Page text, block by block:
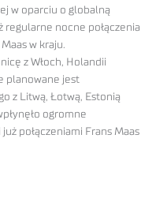
w oparciu o globalną
regularne nocne połączenia
w kraju.
z Włoch, Holandii
planowane jest
z Litwą, Łotwą, Estonią
ogromne
połączeniami Frans Maas